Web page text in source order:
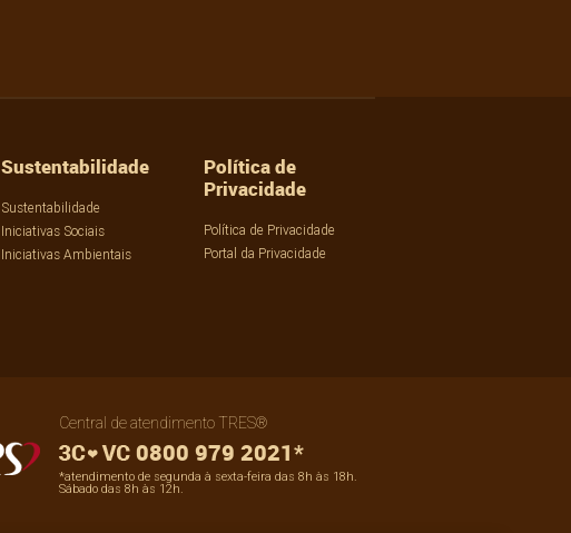
Sustentabilidade
Sustentabilidade
Iniciativas Sociais
Iniciativas Ambientais
Política de
Privacidade
Política de Privacidade
Portal da Privacidade
Central de atendimento TRES®
0800 979 2021*
*atendimento de segunda à sexta-feira das 8h às 18h.
Sábado das 8h às 12h.